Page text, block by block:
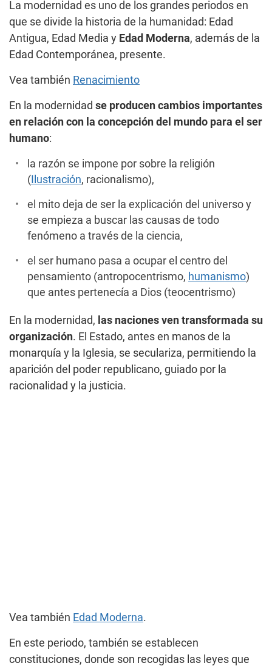
La modernidad es uno de los grandes periodos en
que se divide la historia de la humanidad: Edad
Antigua, Edad Media y Edad Moderna, además de la
Edad Contemporánea, presente.
Vea también Renacimiento
En la modernidad se producen cambios importantes
en relación con la concepción del mundo para el ser
humano:
la razón se impone por sobre la religión
( Ilustración, racionalismo),
el mito deja de ser la explicación del universo y
se empieza a buscar las causas de todo
fenómeno a través de la ciencia,
el ser humano pasa a ocupar el centro del
pensamiento (antropocentrismo, humanismo)
que antes pertenecía a Dios (teocentrismo)
En la modernidad, las naciones ven transformada su
organización. El Estado, antes en manos de la
monarquía y la Iglesia, se seculariza, permitiendo la
aparición del poder republicano, guiado por la
racionalidad y la justicia.
Vea también Edad Moderna.
En este periodo, también se establecen
constituciones, donde son recogidas las leyes que